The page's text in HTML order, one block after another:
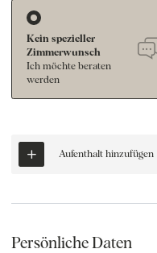
Kein spezieller
Zimmerwunsch
Ich möchte beraten
werden
Aufenthalt hinzufügen
Persönliche Daten